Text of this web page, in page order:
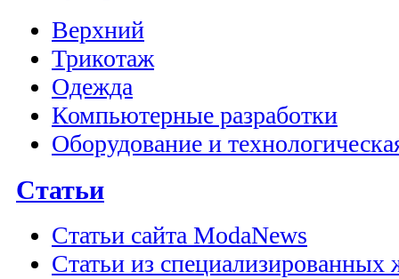
Верхний
Трикотаж
Одежда
Компьютерные разработки
Оборудование и
Статьи
Статьи сайта ModaNews
Статьи из специализированных